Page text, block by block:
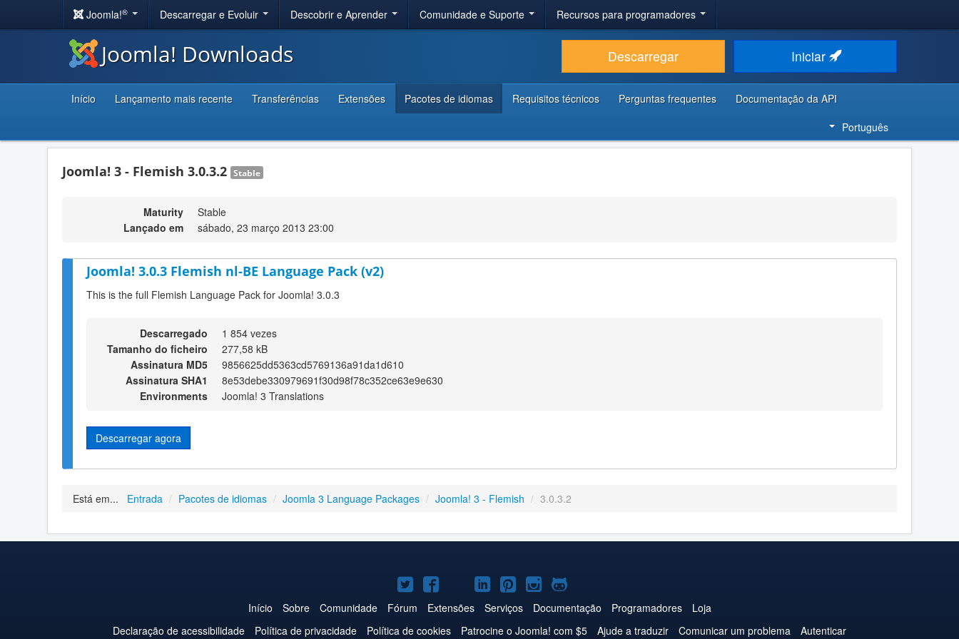
Joomla!® Descarregar e Evoluir Descobrir e Aprender Comunidade e Suporte Recursos para programadores
Joomla! Downloads Descarregar Iniciar
Início Lançamento mais recente Transferências Extensões Pacotes de idiomas Requisitos técnicos Perguntas frequentes
Documentação da API
Português
Joomla! 3 - Flemish 3.0.3.2 Stable
Maturity
Stable
Lançado em
sábado, 23 março 2013 23:00
Joomla! 3.0.3 Flemish nl-BE Language Pack (v2)
This is the full Flemish Language Pack for Joomla! 3.0.3
Descarregado
1 854 vezes
Tamanho do ficheiro
277,58 kB
Assinatura MD5
9856625dd5363cd5769136a91da1d610
Assinatura SHA1
8e53debe330979691f30d98f78c352ce63e9e630
Environments
Joomla! 3 Translations
Descarregar agora
Está em... Entrada / Pacotes de idiomas / Joomla 3 Language Packages / Joomla! 3 - Flemish / 3.0.3.2
Joomla!
no
Twitter
Joomla!
no
Facebook
Joomla!
no
YouTube
Joomla!
no
LinkedIn
Joomla!
no
Pinterest
Joomla!
no
Instagram
Joomla!
no
GitHub
Início Sobre Comunidade Fórum Extensões Serviços Documentação Programadores
Loja
Declaração de acessibilidade
Política de privacidade Política de cookies Patrocine o Joomla! com $5 Ajude a traduzir Comunicar um problema Autenticar